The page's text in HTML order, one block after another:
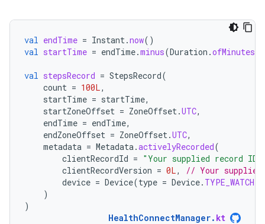
val endTime = Instant.now()
val startTime = endTime.minus(Duration .ofMinutes
val stepsRecord = StepsRecord(
count = 100L,
startTime = startTime,
startZoneOffset = ZoneOffset.UTC,
endTime = endTime,
endZoneOffset = ZoneOffset.UTC,
metadata = Metadata.activelyRecorded(
clientRecordId = "Your supplied record ID"
clientRecordVersion = 0L,
// Your
device = Device(type = Device. TYPE_WATCH
)
)
HealthConnectManager. kt